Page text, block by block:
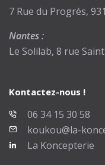
7 Rue du Progrès,
Nantes :
Le Solilab, 8 rue
Kontactez-nous !
06 34 15 30 58
koukou@la-
La Koncepterie